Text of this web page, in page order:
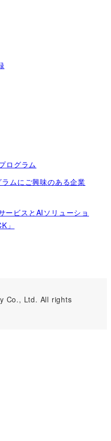
ログラム
ムにご興味のある企業
ービスとAIソリューショ
」
Co., Ltd. All rights